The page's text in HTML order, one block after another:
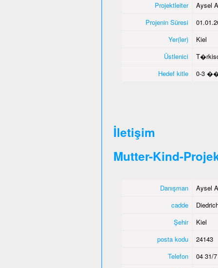
Projektleiter
Aysel
Projenin Süresi
Yer(ler)
Kiel
Üstlenici
Hedef kitle
0-3 ��
İletişim
Mutter-Kind-
Danışman
Aysel
cadde
Şehir
Kiel
posta kodu
24143
Telefon
04 31/